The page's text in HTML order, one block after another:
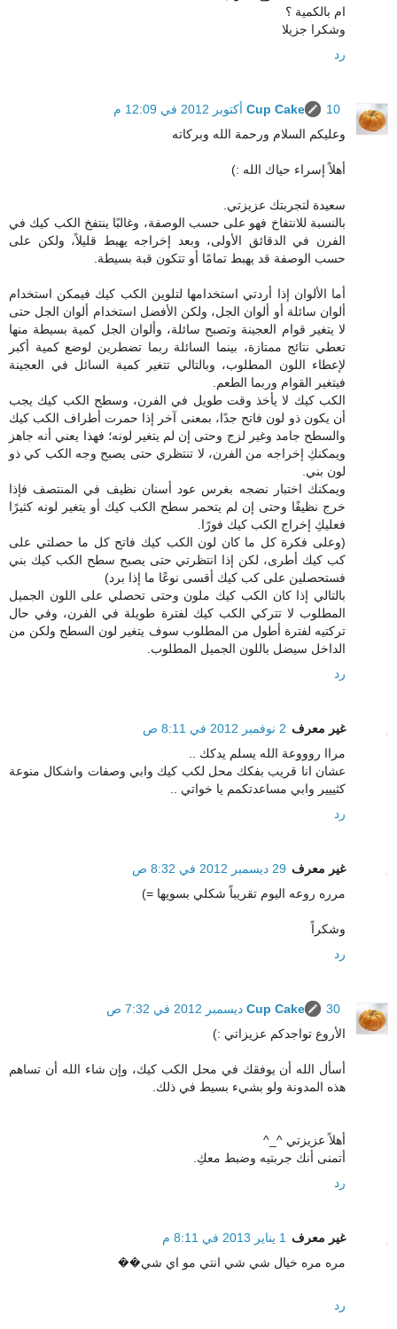
ام بالكمية ؟
وشكرا جزيلا
رد
Cup Cake
10 أكتوبر 2012 في 12:09 م
وعليكم السلام ورحمة الله وبركاته
أهلاً إسراء حياك الله :)
سعيدة لتجربتك عزيزتي.
بالنسبة للانتفاخ فهو على حسب الوصفة، وغالبًا ينتفخ الكب كيك في
الفرن في الدقائق الأولى، وبعد إخراجه يهبط قليلاً، ولكن على
حسب الوصفة قد يهبط تمامًا أو تتكون قبة بسيطة.
أما الألوان إذا أردتي استخدامها لتلوين الكب كيك فيمكن استخدام
ألوان سائلة أو ألوان الجل، ولكن الأفضل استخدام ألوان الجل حتى
لا يتغير قوام العجينة وتصبح سائلة، وألوان الجل كمية بسيطة منها
تعطي نتائج ممتازة، بينما السائلة ربما تضطرين لوضع كمية أكبر
لإعطاء اللون المطلوب، وبالتالي تتغير كمية السائل في العجينة
فيتغير القوام وربما الطعم.
الكب كيك لا يأخذ وقت طويل في الفرن، وسطح الكب كيك يجب
أن يكون ذو لون فاتح جدًا، بمعنى آخر إذا حمرت أطراف الكب كيك
والسطح جامد وغير لزج وحتى إن لم يتغير لونه؛ فهذا يعني أنه جاهز
ويمكنكِ إخراجه من الفرن، لا تنتظري حتى يصبح وجه الكب كي ذو
لون بني.
ويمكنك اختبار نضجه بغرس عود أسنان نظيف في المنتصف فإذا
خرج نظيفًا وحتى إن لم يتحمر سطح الكب كيك أو يتغير لونه كثيرًا
فعليكِ إخراج الكب كيك فورًا.
(وعلى فكرة كل ما كان لون الكب كيك فاتح كل ما حصلتي على
كب كيك أطرى، لكن إذا انتظرتي حتى يصبح سطح الكب كيك بني
فستحصلين على كب كيك أقسى نوعًا ما إذا برد)
بالتالي إذا كان الكب كيك ملون وحتى تحصلي على اللون الجميل
المطلوب لا تتركي الكب كيك لفترة طويلة في الفرن، وفي حال
تركتيه لفترة أطول من المطلوب سوف يتغير لون السطح ولكن من
الداخل سيضل باللون الجميل المطلوب.
رد
غير معرف 2 نوفمبر 2012 في 8:11 ص
مراا روووعة الله يسلم يدكك ..
عشان انا قريب بفكك محل لكب كيك وابي وصفات واشكال منوعة
كثييير وابي مساعدتكمم يا خواتي ..
رد
غير معرف 29 ديسمبر 2012 في 8:32 ص
مرره روعه اليوم تقريباً شكلي بسويها =)
وشكراً
رد
Cup Cake
30 ديسمبر 2012 في 7:32 ص
الأروع تواجدكم عزيزاتي :)
أسأل الله أن يوفقك في محل الكب كيك، وإن شاء الله أن تساهم
هذه المدونة ولو بشيء بسيط في ذلك.
أهلاً عزيزتي ^_^
أتمنى أنك جربتيه وضبط معكِ.
رد
غير معرف
1 يناير 2013 في 8:11 م
مره مره خيال شي شي انتي مو اي شي��
رد